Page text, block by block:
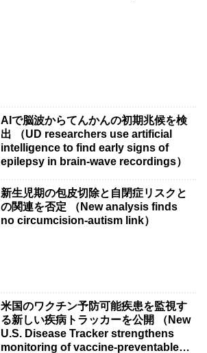
AIで脳波からてんかんの初期兆候を検
出 （UD researchers use artificial
intelligence to find early signs of
epilepsy in brain-wave recordings）
新生児期の包皮切除と自閉症リスクと
の関連を否定 （New analysis finds
no circumcision-autism link）
米国のワクチン予防可能疾患を監視す
る新しい疾病トラッカーを公開 （New
U.S. Disease Tracker strengthens
monitoring of vaccine-preventable